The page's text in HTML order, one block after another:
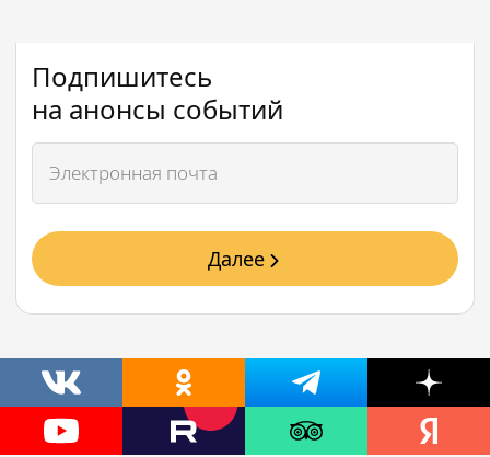
Подпишитесь
на анонсы событий
Далее